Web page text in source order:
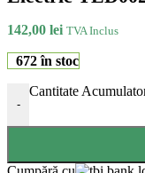
142,00 lei TVA Inclus
672 în stoc
-
Cantitate